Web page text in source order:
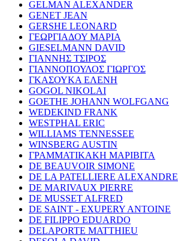
GELMAN ALEXANDER
GENET JEAN
GERSHE LEONARD
ΓΕΩΡΓΙΑΔΟΥ ΜΑΡΙΑ
GIESELMANN DAVID
ΓΙΑΝΝΗΣ ΤΣΙΡΟΣ
ΓΙΑΝΝΟΠΟΥΛΟΣ ΓΙΩΡΓΟΣ
ΓΚΑΣΟΥΚΑ ΕΛΕΝΗ
GOGOL NIKOLAI
GOETHE JOHANN WOLFGANG
WEDEKIND FRANK
WESTPHAL ERIC
WILLIAMS TENNESSEE
WINSBERG AUSTIN
ΓΡΑΜΜΑΤΙΚΑΚΗ ΜΑΡΙΒΙΤΑ
DE BEAUVOIR SIMONE
DE LA PATELLIERE ALEXANDRE
DE MARIVAUX PIERRE
DE MUSSET ALFRED
DE SAINT - EXUPERY ANTOINE
DE FILIPPO EDUARDO
DELAPORTE MATTHIEU